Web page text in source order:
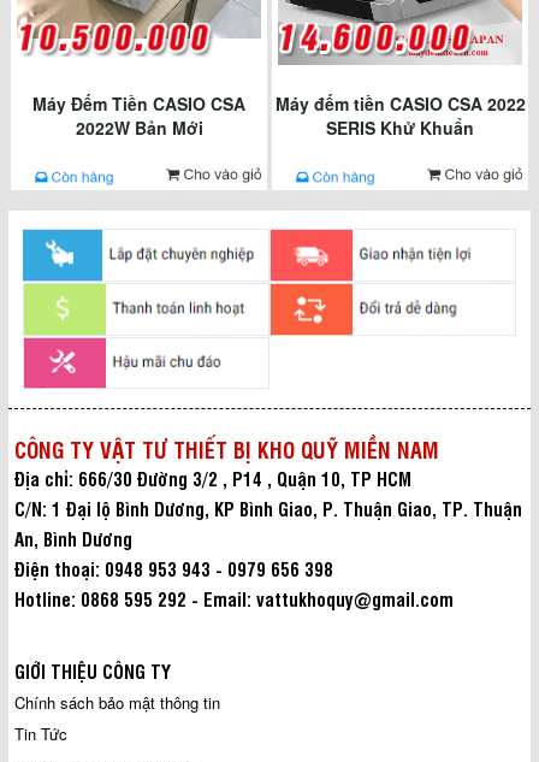
Máy Đếm Tiền CASIO CSA
2022W Bản Mới
Máy đếm tiền CASIO CSA 2022
SERIS Khử Khuẩn
CÔNG TY VẬT TƯ THIẾT BỊ KHO QUỸ MIỀN NAM
Địa chỉ: 666/30 Đường 3/2 , P14 , Quận 10, TP HCM
C/N: 1 Đại lộ Bình Dương, KP Bình Giao, P. Thuận Giao, TP. Thuận
An, Bình Dương
Điện thoại: 0948 953 943 - 0979 656 398
Hotline: 0868 595 292 - Email: vattukhoquy@gmail.com
GIỚI THIỆU CÔNG TY
Chính sách bảo mật thông tin
Tin Tức